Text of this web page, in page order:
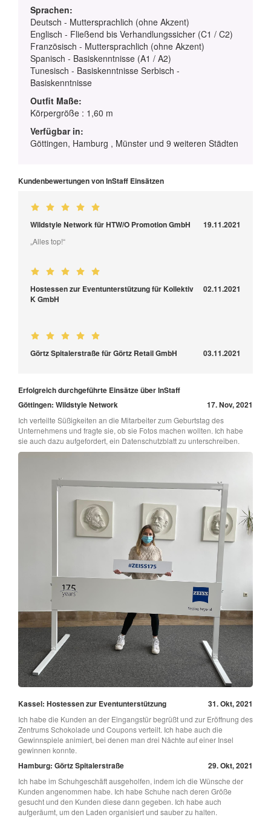
Sprachen:
Deutsch - Muttersprachlich (ohne Akzent)
Englisch - Fließend bis Verhandlungssicher (C1 / C2)
Französisch - Muttersprachlich (ohne Akzent)
Spanisch - Basiskenntnisse (A1 / A2)
Tunesisch - Basiskenntnisse Serbisch -
Basiskenntnisse
Outfit Maße:
Körpergröße : 1,60 m
Verfügbar in:
Göttingen, Hamburg , Münster und 9 weiteren Städten
Kundenbewertungen von InStaff Einsätzen
Wildstyle Network für HTW/O Promotion GmbH 19.11.2021
„Alles top!“
Hostessen zur Eventunterstützung für Kollektiv
K GmbH
02.11.2021
Görtz Spitalerstraße für Görtz Retail GmbH 03.11.2021
Erfolgreich durchgeführte Einsätze über InStaff
Göttingen: Wildstyle Network
17. Nov, 2021
Ich verteilte Süßigkeiten an die Mitarbeiter zum Geburtstag des
Unternehmens und fragte sie, ob sie Fotos machen wollten. Ich habe
sie auch dazu aufgefordert, ein Datenschutzblatt zu unterschreiben.
Kassel: Hostessen zur Eventunterstützung 31. Okt, 2021
Ich habe die Kunden an der Eingangstür begrüßt und zur Eröffnung des
Zentrums Schokolade und Coupons verteilt. Ich habe auch die
Gewinnspiele animiert, bei denen man drei Nächte auf einer Insel
gewinnen konnte.
Hamburg: Görtz Spitalerstraße 29. Okt, 2021
Ich habe im Schuhgeschäft ausgeholfen, indem ich die Wünsche der
Kunden angenommen habe. Ich habe Schuhe nach deren Größe
gesucht und den Kunden diese dann gegeben. Ich habe auch
aufgeräumt, um den Laden organisiert und sauber zu halten.